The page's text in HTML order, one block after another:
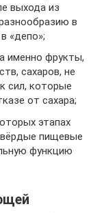
выхода из
в
«депо»;
именно фрукты,
сахаров, не
сил, которые
от сахара;
этапах
пищевые
функцию